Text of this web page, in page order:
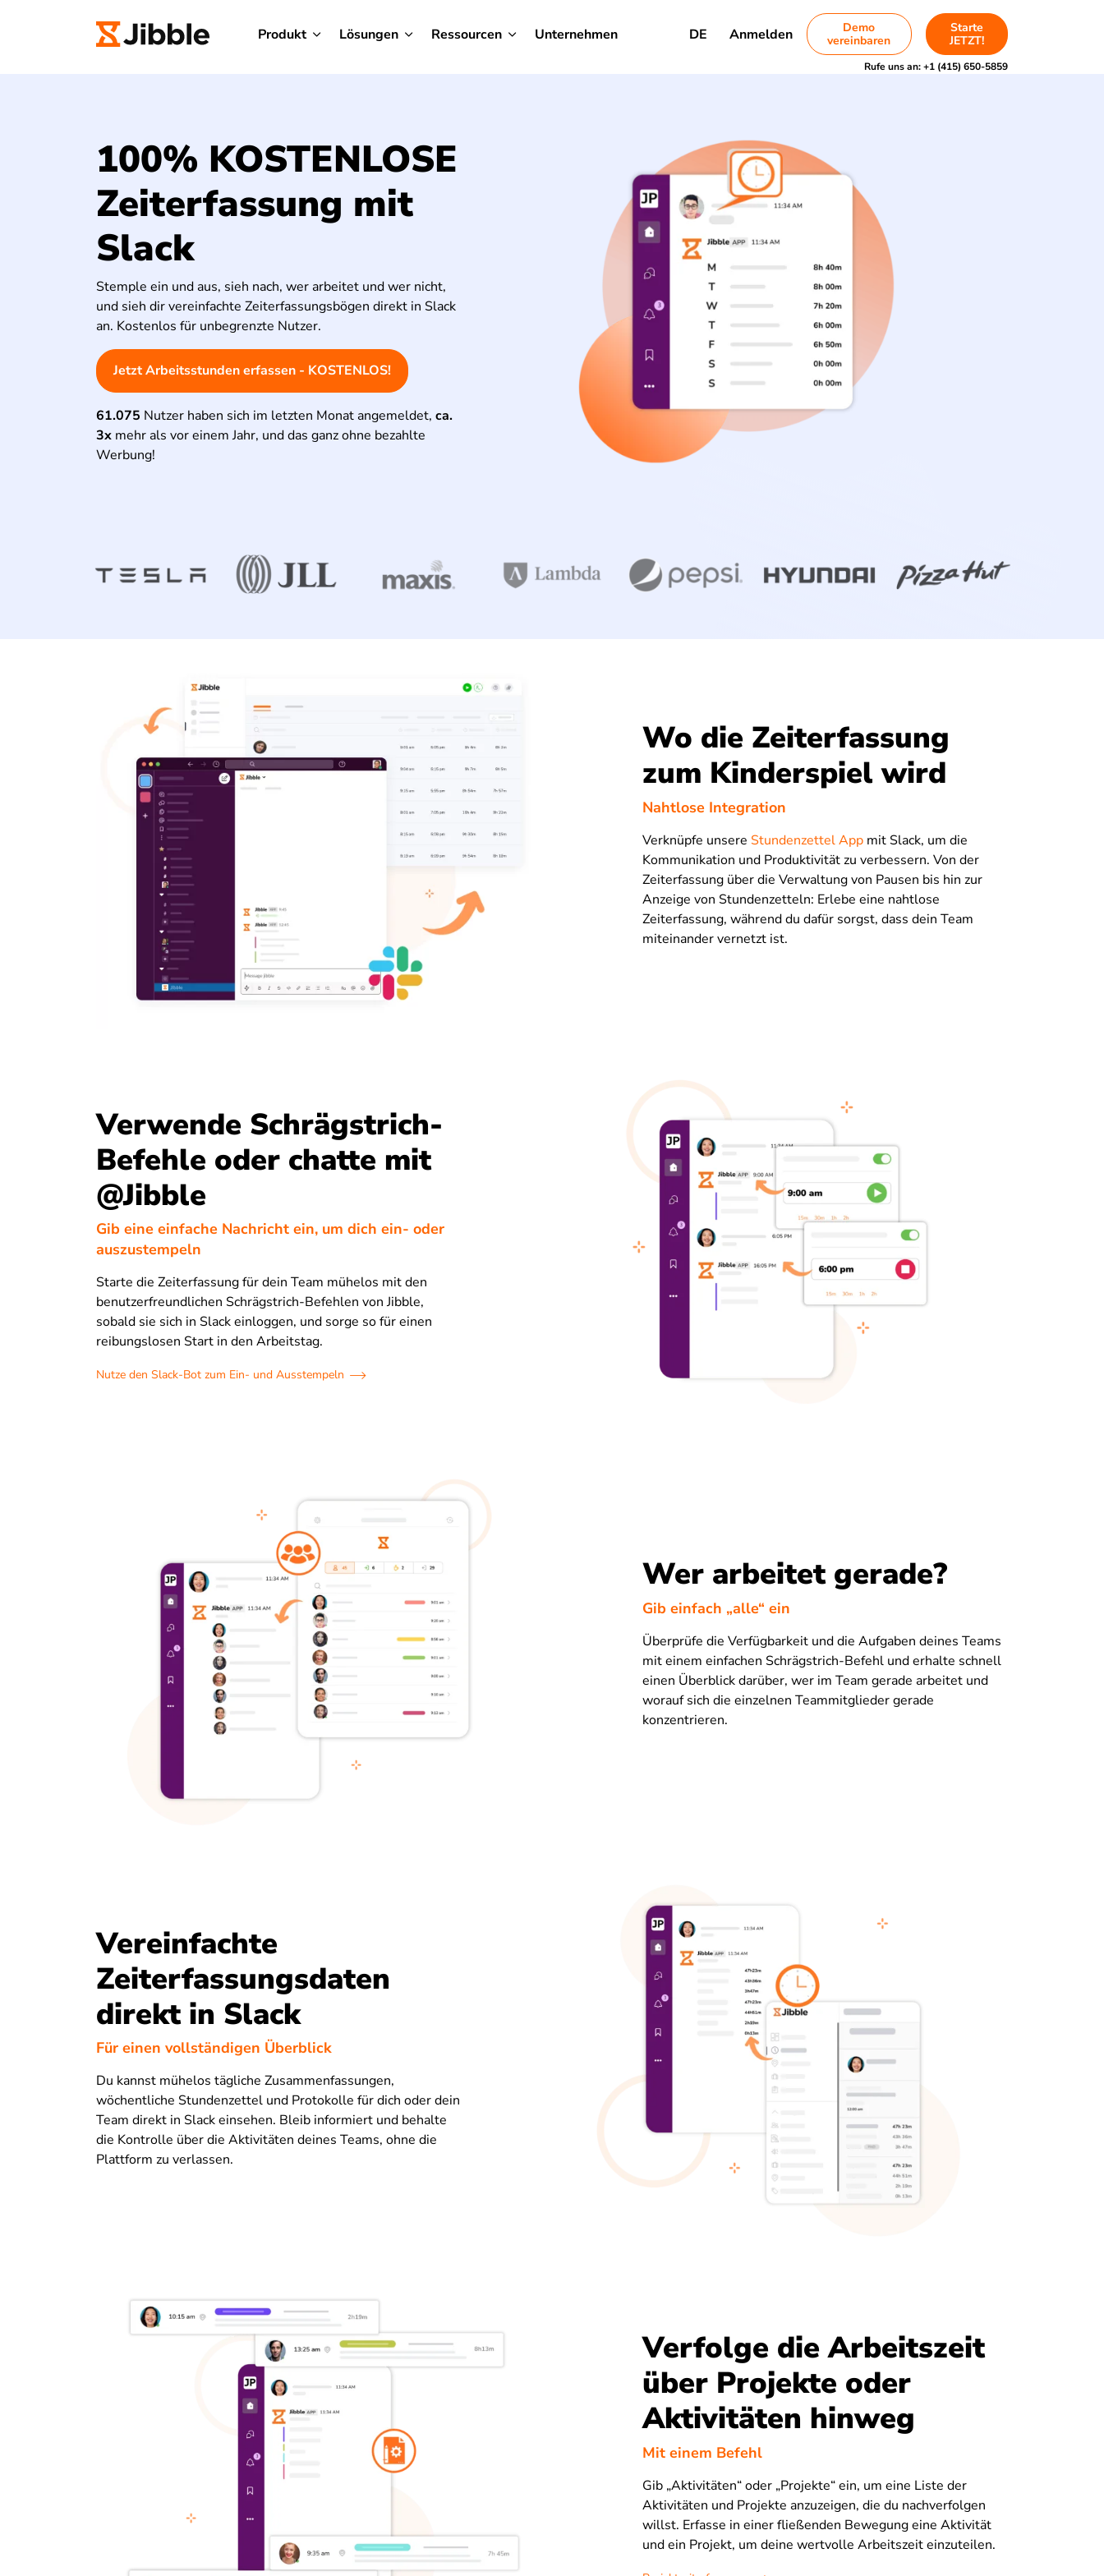
Produkt Lösungen Ressourcen Unternehmen DE Anmelden
Demo
vereinbaren
Starte
JETZT!
Rufe uns an:+1 (415) 650-5859
100% KOSTENLOSE
Zeiterfassung mit
Slack
Stemple ein und aus, sieh nach, wer arbeitet und wer nicht,
und sieh dir vereinfachte Zeiterfassungsbögen direkt in Slack
an. Kostenlos für unbegrenzte Nutzer.
Jetzt Arbeitsstunden erfassen - KOSTENLOS!
61.075 Nutzer haben sich im letzten Monat angemeldet, ca.
3x mehr als vor einem Jahr, und das ganz ohne bezahlte
Werbung!
Wo die Zeiterfassung
zum Kinderspiel wird
Nahtlose Integration
Verknüpfe unsere Stundenzettel Appmit Slack, um die
Kommunikation und Produktivität zu verbessern. Von der
Zeiterfassung über die Verwaltung von Pausen bis hin zur
Anzeige von Stundenzetteln: Erlebe eine nahtlose
Zeiterfassung, während du dafür sorgst, dass dein Team
miteinander vernetzt ist.
Verwende Schrägstrich-
Befehle oder chatte mit
@Jibble
Gib eine einfache Nachricht ein, um dich ein- oder
auszustempeln
Starte die Zeiterfassung für dein Team mühelos mit den
benutzerfreundlichen Schrägstrich-Befehlen von Jibble,
sobald sie sich in Slack einloggen, und sorge so für einen
reibungslosen Start in den Arbeitstag.
Nutze den Slack-Bot zum Ein- und Ausstempeln
Wer arbeitet gerade?
Gib einfach „alle“ ein
Überprüfe die Verfügbarkeit und die Aufgaben deines Teams
mit einem einfachen Schrägstrich-Befehl und erhalte schnell
einen Überblick darüber, wer im Team gerade arbeitet und
worauf sich die einzelnen Teammitglieder gerade
konzentrieren.
Vereinfachte
Zeiterfassungsdaten
direkt in Slack
Für einen vollständigen Überblick
Du kannst mühelos tägliche Zusammenfassungen,
wöchentliche Stundenzettel und Protokolle für dich oder dein
Team direkt in Slack einsehen. Bleib informiert und behalte
die Kontrolle über die Aktivitäten deines Teams, ohne die
Plattform zu verlassen.
Verfolge die Arbeitszeit
über Projekte oder
Aktivitäten hinweg
Mit einem Befehl
Gib „Aktivitäten“ oder „Projekte“ ein, um eine Liste der
Aktivitäten und Projekte anzuzeigen, die du nachverfolgen
willst. Erfasse in einer fließenden Bewegung eine Aktivität
und ein Projekt, um deine wertvolle Arbeitszeit einzuteilen.